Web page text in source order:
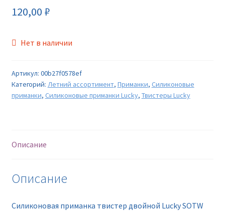
120,00 ₽
Нет в наличии
Артикул: 00b27f0578ef
Категорий: Летний ассортимент, Приманки, Силиконовые
приманки, Силиконовые приманки Lucky, Твистеры Lucky
Описание
Описание
Силиконовая приманка твистер двойной Lucky SOTW